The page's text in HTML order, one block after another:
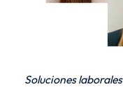
Soluciones